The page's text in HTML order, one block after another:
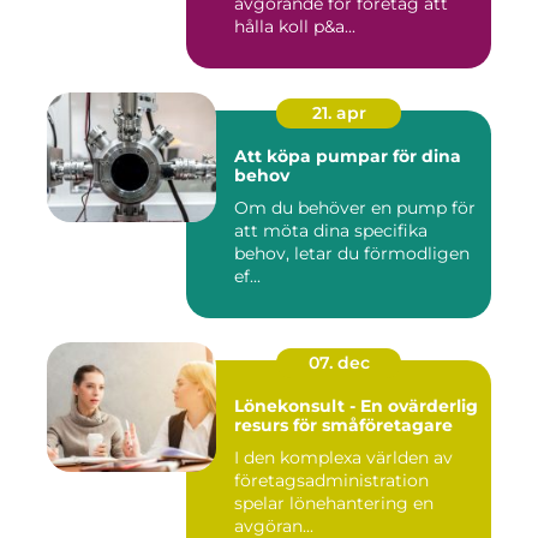
hålla koll p&a...
21. apr
Att köpa pumpar för dina
behov
Om du behöver en pump för
att möta dina specifika
behov, letar du förmodligen
ef...
07. dec
Lönekonsult - En ovärderlig
resurs för småföretagare
I den komplexa världen av
företagsadministration
spelar lönehantering en
avgöran...